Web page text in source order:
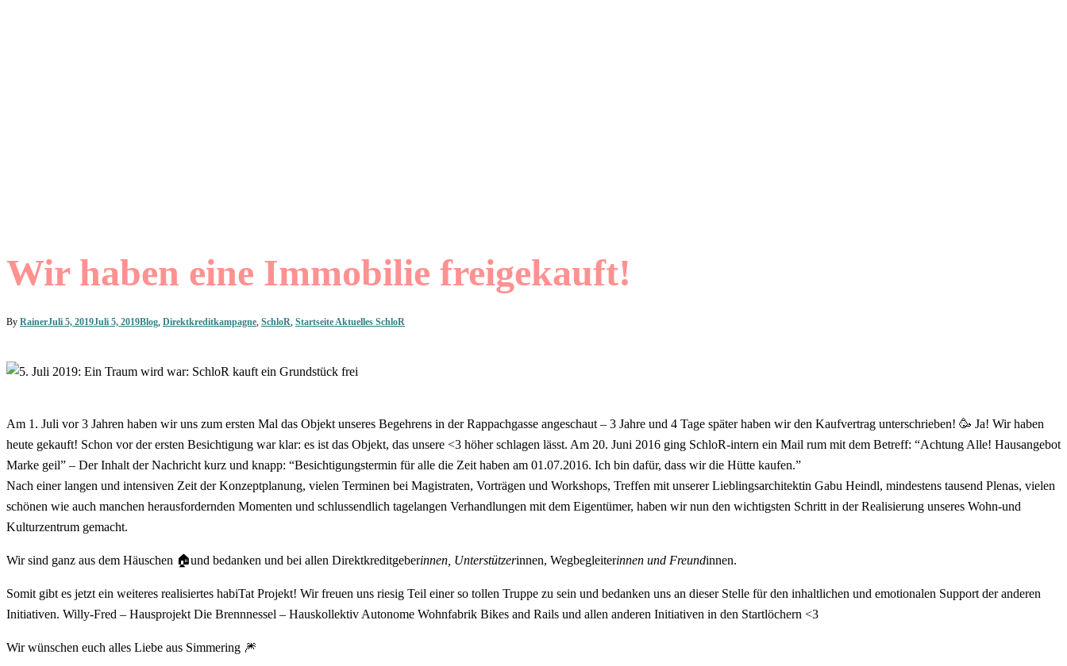
Wir haben eine Immobilie freigekauft!
By RainerJuli 5, 2019Juli 5, 2019Blog, Direktkreditkampagne, SchloR, Startseite Aktuelles SchloR
Am 1. Juli vor 3 Jahren haben wir uns zum ersten Mal das Objekt unseres Begehrens in der Rappachgasse angeschaut – 3 Jahre und 4 Tage später haben wir den Kaufvertrag unterschrieben! 🥳 Ja! Wir haben
heute gekauft! Schon vor der ersten Besichtigung war klar: es ist das Objekt, das unsere <3 höher schlagen lässt. Am 20. Juni 2016 ging SchloR-intern ein Mail rum mit dem Betreff: “Achtung Alle! Hausangebot
Marke geil” – Der Inhalt der Nachricht kurz und knapp: “Besichtigungstermin für alle die Zeit haben am 01.07.2016. Ich bin dafür, dass wir die Hütte kaufen.”
Nach einer langen und intensiven Zeit der Konzeptplanung, vielen Terminen bei Magistraten, Vorträgen und Workshops, Treffen mit unserer Lieblingsarchitektin Gabu Heindl, mindestens tausend Plenas, vielen
schönen wie auch manchen herausfordernden Momenten und schlussendlich tagelangen Verhandlungen mit dem Eigentümer, haben wir nun den wichtigsten Schritt in der Realisierung unseres Wohn-und
Kulturzentrum gemacht.
Wir sind ganz aus dem Häuschen 🏠und bedanken und bei allen Direktkreditgeberinnen, Unterstützerinnen, Wegbegleiterinnen und Freundinnen.
Somit gibt es jetzt ein weiteres realisiertes habiTat Projekt! Wir freuen uns riesig Teil einer so tollen Truppe zu sein und bedanken uns an dieser Stelle für den inhaltlichen und emotionalen Support der anderen
Initiativen. Willy-Fred – Hausprojekt Die Brennnessel – Hauskollektiv Autonome Wohnfabrik Bikes and Rails und allen anderen Initiativen in den Startlöchern <3
Wir wünschen euch alles Liebe aus Simmering 🎆